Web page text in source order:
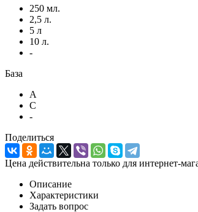
250 мл.
2,5 л.
5 л
10 л.
-
База
A
C
-
Поделиться
Цена действительна только для интернет-
Описание
Характеристики
Задать вопрос